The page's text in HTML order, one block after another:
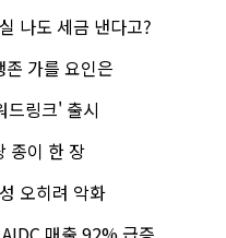
나도 세금 낸다고?
가를 요인은
링크' 출시
종이 한 장
오히려 악화